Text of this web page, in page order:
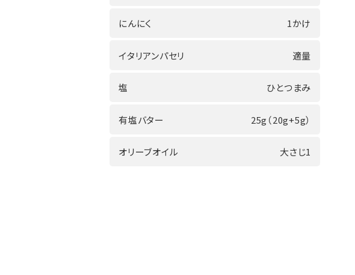
にんにく 1かけ
イタリアンパセリ 適量
塩 ひとつまみ
有塩バター 25g（20g+5g）
オリーブオイル 大さじ1